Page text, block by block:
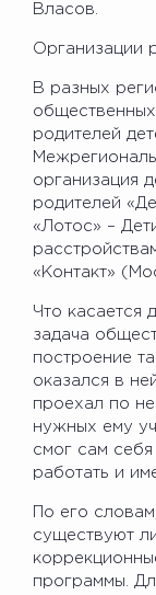
Власов.
Организации
В разных
родителей
организация
родителей
«Лотос» –
«Контакт»
Что касается
задача
построение
оказался в
проехал по
нужных ему
смог сам себя
работать и
По его
существуют
программы.